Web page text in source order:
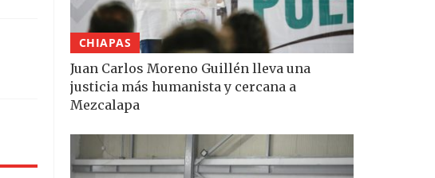
CHIAPAS
Juan Carlos Moreno Guillén lleva una
justicia más humanista y cercana a
Mezcalapa